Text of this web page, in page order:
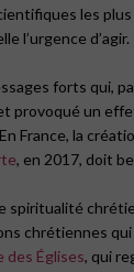
les
l’urgence d’agir.
forts qui,
provoqué un
France, la
, en 2017, doit
spiritualité
chrétiennes
des Églises, qui